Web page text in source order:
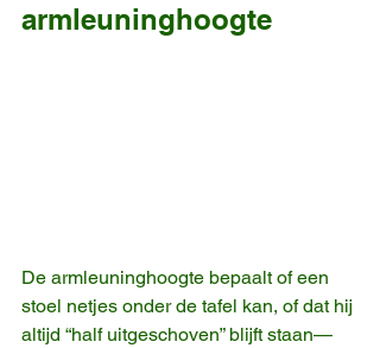
armleuninghoogte
De armleuninghoogte bepaalt of een
stoel netjes onder de tafel kan, of dat hij
altijd “half uitgeschoven” blijft staan—